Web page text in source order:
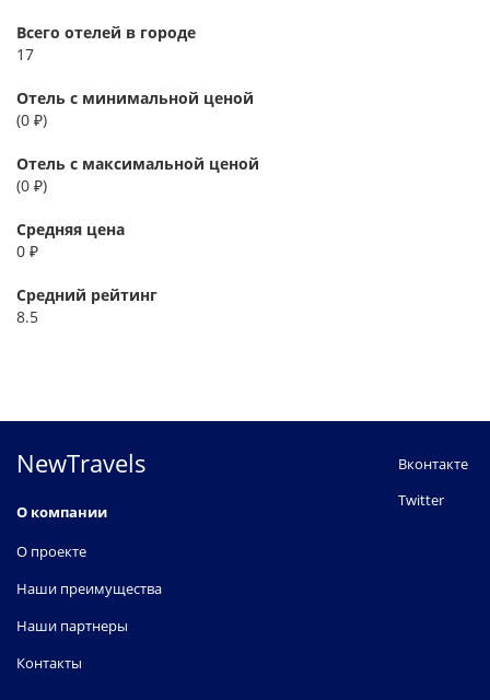
Всего отелей в городе
17
Отель с минимальной ценой
(0 ₽)
Отель с максимальной ценой
(0 ₽)
Средняя цена
0 ₽
Средний рейтинг
8.5
NewTravels
О компании
О проекте
Наши преимущества
Наши партнеры
Контакты
Вконтакте
Twitter